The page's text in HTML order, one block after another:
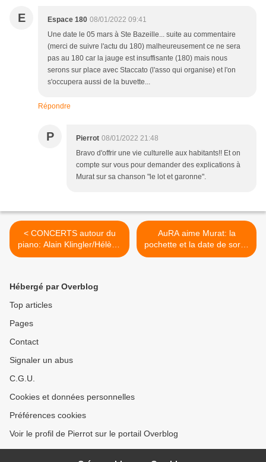
E Espace 180 08/01/2022 09:41
Une date le 05 mars à Ste Bazeille... suite au commentaire
(merci de suivre l'actu du 180) malheureusement ce ne sera
pas au 180 car la jauge est insuffisante (180) mais nous
serons sur place avec Staccato (l'asso qui organise) et l'on
s'occupera aussi de la buvette...
Répondre
P Pierrot 08/01/2022 21:48
Bravo d'offrir une vie culturelle aux habitants!! Et on
compte sur vous pour demander des explications à
Murat sur sa chanson "le lot et garonne".
< CONCERTS autour du
piano: Alain Klingler/Hélène
Gratet, et Florent Marchet
AuRA aime Murat: la
pochette et la date de sortie
! >
Hébergé par Overblog
Top articles
Pages
Contact
Signaler un abus
C.G.U.
Cookies et données personnelles
Préférences cookies
Voir le profil de Pierrot sur le portail Overblog